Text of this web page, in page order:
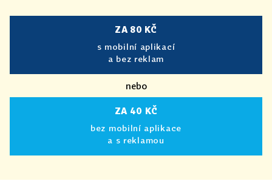
ZA 80 KČ
s mobilní aplikací
a bez reklam
nebo
ZA 40 KČ
bez mobilní aplikace
a s reklamou